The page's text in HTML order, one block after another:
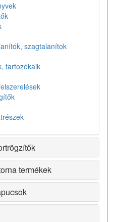
szagtalanítok
tartozékaik
termékek